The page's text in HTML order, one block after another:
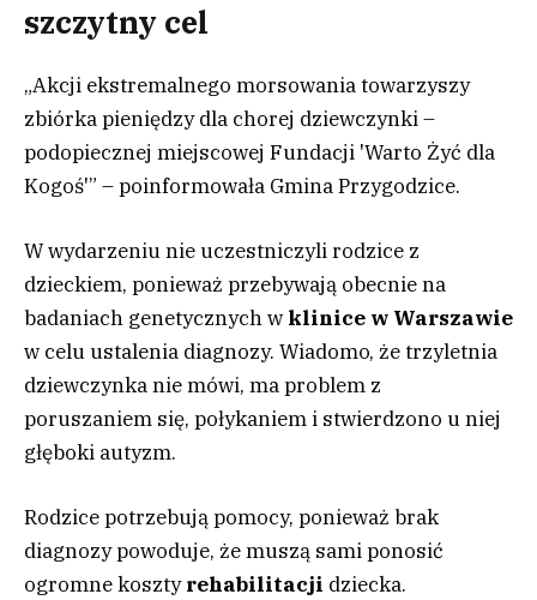
szczytny cel
„Akcji ekstremalnego morsowania towarzyszy
zbiórka pieniędzy dla chorej dziewczynki –
podopiecznej miejscowej Fundacji 'Warto Żyć dla
Kogoś'” – poinformowała Gmina Przygodzice.
W wydarzeniu nie uczestniczyli rodzice z
dzieckiem, ponieważ przebywają obecnie na
badaniach genetycznych w klinice w Warszawie
w celu ustalenia diagnozy. Wiadomo, że trzyletnia
dziewczynka nie mówi, ma problem z
poruszaniem się, połykaniem i stwierdzono u niej
głęboki autyzm.
Rodzice potrzebują pomocy, ponieważ brak
diagnozy powoduje, że muszą sami ponosić
ogromne kosztyrehabilitacji dziecka.